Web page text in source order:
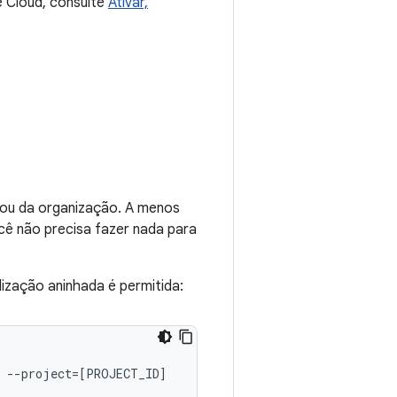
da organização. A menos
não precisa fazer nada para
aninhada é permitida: